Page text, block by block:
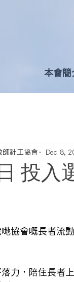
本會簡
投
師社工協會 Dec 8,
協會嘅長者流
力，陪住長者